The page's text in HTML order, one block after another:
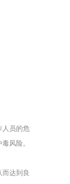
人员的危
风险。
达到良